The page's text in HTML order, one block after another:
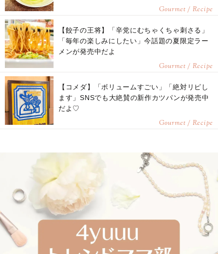
Gourmet / Recipe
【餃子の王将】「辛党にむちゃくちゃ刺さる」
「毎年の楽しみにしたい」今話題の夏限定ラー
メンが発売中だよ
Gourmet / Recipe
【コメダ】「ボリュームすごい」「絶対リピし
ます」SNSでも大絶賛の新作カツパンが発売中
だよ♡
Gourmet / Recipe